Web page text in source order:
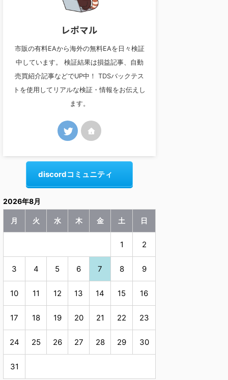
レポマル
市販の有料EAから海外の無料EAを日々検証
中しています。 検証結果は損益記事、自動
売買紹介記事などでUP中！ TDSバックテス
トを使用してリアルな検証・情報をお伝えし
ます。
discordコミュニティ
2026年8月
月 火 水 木 金 土 日
1 2
3 4 5 6 7 8 9
10 11 12 13 14 15 16
17 18 19 20 21 22 23
24 25 26 27 28 29 30
31